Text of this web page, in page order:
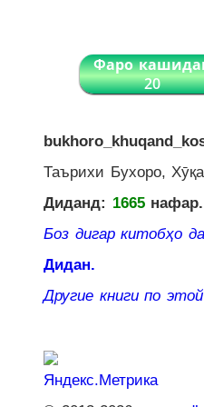
Фаро
20
Таърихи Бухоро,
Диданд: 1665нафар.
Боз дигар китобҳо
Дидан.
Другие книги по